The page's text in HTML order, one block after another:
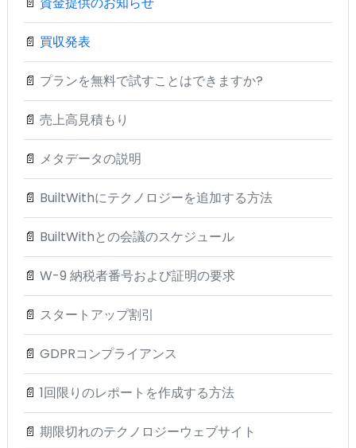
📄 買収発表
📄 プランを無料で試すことはできますか?
📄 売上高見積もり
📄 メタデータの説明
📄 BuiltWithにテクノロジーを追加する方法
📄 BuiltWithとの会議のスケジュール
📄 W-9 納税者番号および証明の要求
📄 スタートアップ割引
📄 GDPRコンプライアンス
📄 1回限りのレポートを作成する方法
📄 期限切れのテクノロジーウェブサイト